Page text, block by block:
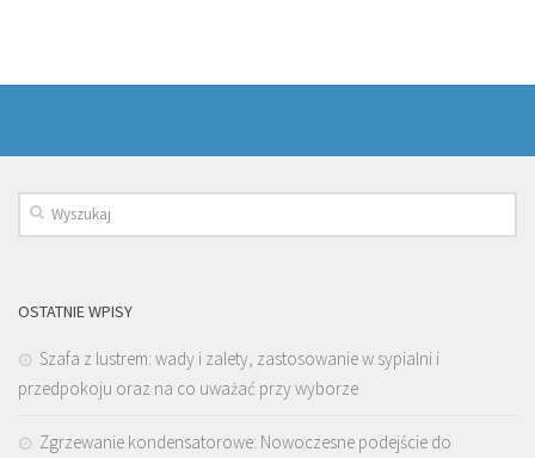
OSTATNIE WPISY
Szafa z lustrem: wady i zalety, zastosowanie w sypialni i
przedpokoju oraz na co uważać przy wyborze
Zgrzewanie kondensatorowe: Nowoczesne podejście do